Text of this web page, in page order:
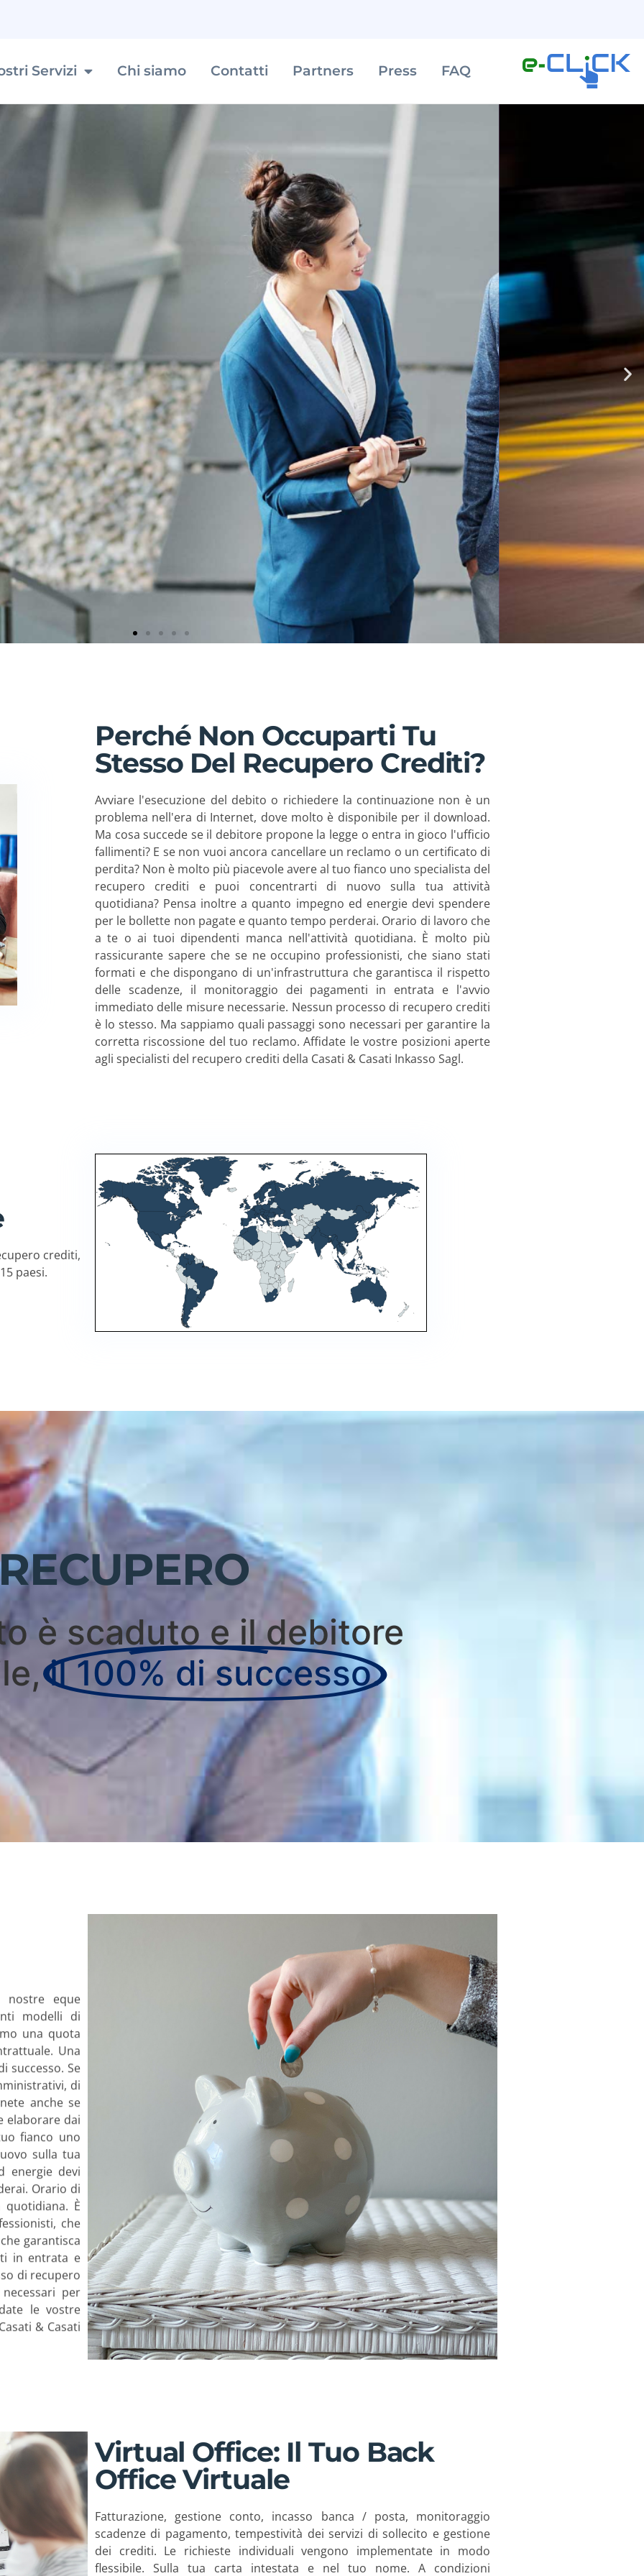
Servizi Chi siamo Contatti Partners Press FAQ
di investigazione e
in tutto il
i crediti a
e
Perché Non Occuparti Tu
Stesso Del Recupero Crediti?
Avviare l'esecuzione del debito o richiedere la continuazione non è un
problema nell'era di Internet, dove molto è disponibile per il download.
Ma cosa succede se il debitore propone la legge o entra in gioco l'ufficio
fallimenti? E se non vuoi ancora cancellare un reclamo o un certificato di
perdita? Non è molto più piacevole avere al tuo fianco uno specialista del
recupero crediti e puoi concentrarti di nuovo sulla tua attività
quotidiana? Pensa inoltre a quanto impegno ed energie devi spendere
per le bollette non pagate e quanto tempo perderai. Orario di lavoro che
a te o ai tuoi dipendenti manca nell'attività quotidiana. È molto più
rassicurante sapere che se ne occupino professionisti, che siano stati
formati e che dispongano di un'infrastruttura che garantisca il rispetto
delle scadenze, il monitoraggio dei pagamenti in entrata e l'avvio
immediato delle misure necessarie. Nessun processo di recupero crediti
è lo stesso. Ma sappiamo quali passaggi sono necessari per garantire la
corretta riscossione del tuo reclamo. Affidate le vostre posizioni aperte
agli specialisti del recupero crediti della Casati & Casati Inkasso Sagl.
crediti,
paesi.
è scaduto e il debitore
il 100% di successo.
nostre eque
modelli di
una quota
Una
successo. Se
di
anche se
elaborare dai
fianco uno
sulla tua
energie devi
Orario di
È
che
garantisca
in entrata e
di recupero
per
le vostre
& Casati
Virtual Office: Il Tuo Back
Office Virtuale
Fatturazione, gestione conto, incasso banca / posta, monitoraggio
scadenze di pagamento, tempestività dei servizi di sollecito e gestione
dei crediti. Le richieste individuali vengono implementate in modo
flessibile. Sulla tua carta intestata e nel tuo nome. A condizioni